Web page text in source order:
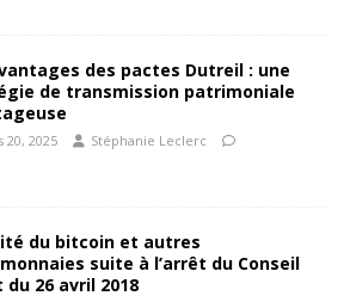
des pactes Dutreil : une
de transmission patrimoniale
20, 2025
Stéphanie Leclerc
du bitcoin et autres
suite à l’arrêt du Conseil
du 26 avril 2018